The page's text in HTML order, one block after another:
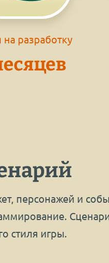
разработку
персонажей и
стиля игры.